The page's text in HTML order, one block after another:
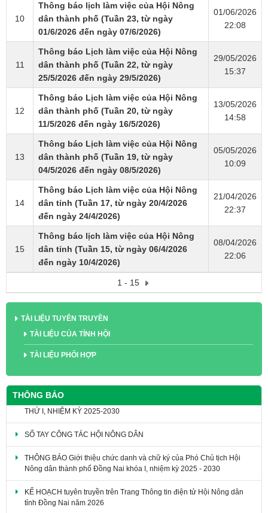
10
Thông báo lịch làm việc của Hội Nông
dân thành phố (Tuần 23, từ ngày
01/6/2026 đến ngày 07/6/2026)
01/06/2026
22:08
11
Thông báo Lịch làm việc của Hội Nông
dân thành phố (Tuần 22, từ ngày
25/5/2026 đến ngày 29/5/2026)
29/05/2026
15:37
12
Thông báo Lịch làm việc của Hội Nông
dân thành phố (Tuần 20, từ ngày
11/5/2026 đến ngày 16/5/2026)
13/05/2026
14:58
13
Thông báo Lịch làm việc của Hội Nông
dân thành phố (Tuần 19, từ ngày
04/5/2026 đến ngày 08/5/2026)
05/05/2026
10:09
14
Thông báo Lịch làm việc của Hội Nông
dân tỉnh (Tuần 17, từ ngày 20/4/2026
đến ngày 24/4/2026)
21/04/2026
22:37
15
Thông báo lịch làm việc của Hội Nông
dân tỉnh (Tuần 15, từ ngày 06/4/2026
đến ngày 10/4/2026)
08/04/2026
22:06
1 - 15
TÀI LIỆU TUYÊN TRUYỀN
TÀI LIỆU CỦA TỈNH HỘI
TÀI LIỆU PHỐI HỢP
THÔNG BÁO
VĂN KIỆN ĐẠI HỘI ĐẠI BIỂU HỘI NÔNG DÂN TỈNH ĐỒNG NAI LẦN
THỨ I, NHIỆM KỲ 2025-2030
SỔ TAY CÔNG TÁC HỘI NÔNG DÂN
THÔNG BÁO Giới thiệu chức danh và chữ ký của Phó Chủ tịch Hội
Nông dân thành phố Đồng Nai khóa I, nhiệm kỳ 2025 - 2030
KẾ HOẠCH tuyên truyền trên Trang Thông tin điện tử Hội Nông dân
tỉnh Đồng Nai năm 2026